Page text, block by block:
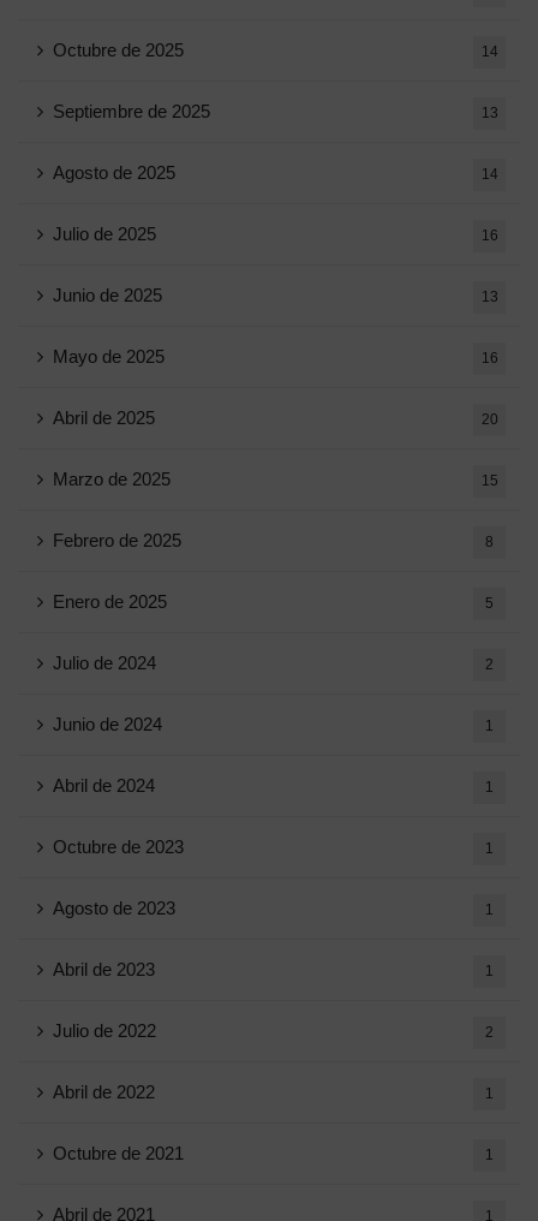
Octubre de 2025 14
Septiembre de 2025 13
Agosto de 2025 14
Julio de 2025 16
Junio ​​de 2025 13
Mayo de 2025 16
Abril de 2025 20
Marzo de 2025 15
Febrero de 2025 8
Enero de 2025 5
Julio de 2024 2
Junio ​​de 2024 1
Abril de 2024 1
Octubre de 2023 1
Agosto de 2023 1
Abril de 2023 1
Julio de 2022 2
Abril de 2022 1
Octubre de 2021 1
Abril de 2021 1